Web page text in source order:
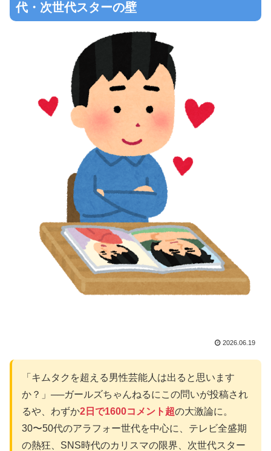
代・次世代スターの壁
2026.06.19
「キムタクを超える男性芸能人は出ると思います
か？」──ガールズちゃんねるにこの問いが投稿され
るや、わずか2日で1600コメント超の大激論に。
30〜50代のアラフォー世代を中心に、テレビ全盛期
の熱狂、SNS時代のカリスマの限界、次世代スター